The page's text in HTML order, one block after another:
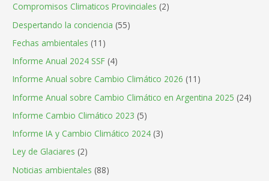
Compromisos Climaticos Provinciales (2)
Despertando la conciencia (55)
Fechas ambientales (11)
Informe Anual 2024 SSF (4)
Informe Anual sobre Cambio Climático 2026 (11)
Informe Anual sobre Cambio Climático en Argentina 2025 (24)
Informe Cambio Climático 2023 (5)
Informe IA y Cambio Climático 2024 (3)
Ley de Glaciares (2)
Noticias ambientales (88)